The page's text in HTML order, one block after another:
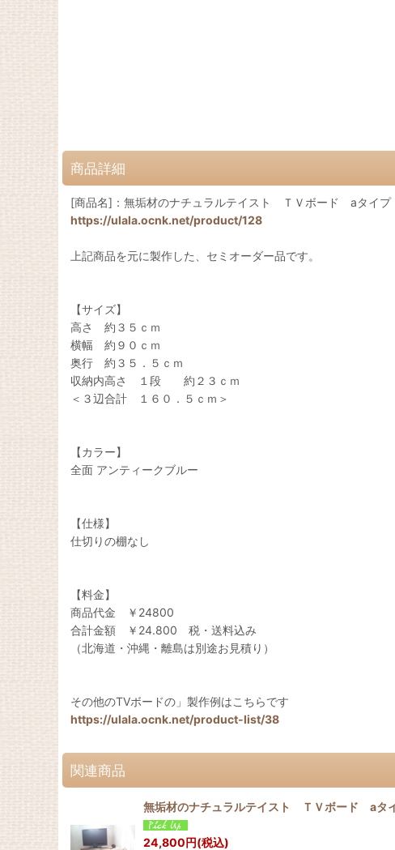
商品詳細
[商品名]：無垢材のナチュラルテイスト ＴＶボード aタイプ
https://ulala.ocnk.net/product/128
上記商品を元に製作した、セミオーダー品です。
【サイズ】
高さ 約３５ｃｍ
横幅 約９０ｃｍ
奥行 約３５．５ｃｍ
収納内高さ １段 約２３ｃｍ
＜３辺合計 １６０．５ｃｍ＞
【カラー】
全面 アンティークブルー
【仕様】
仕切りの棚なし
【料金】
商品代金 ￥24800
合計金額 ￥24.800 税・送料込み
（北海道・沖縄・離島は別途お見積り）
その他のTVボードの」製作例はこちらです
https://ulala.ocnk.net/product-list/38
関連商品
無垢材のナチュラルテイスト ＴＶボード a
24,800円(税込)